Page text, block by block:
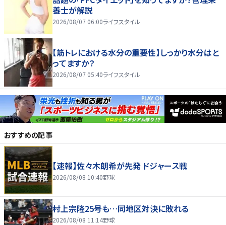
養士が解説
2026/08/07 06:00ライフスタイル
【筋トレにおける水分の重要性】しっかり水分はと
ってますか？
2026/08/07 05:40ライフスタイル
おすすめの記事
【速報】佐々木朗希が先発 ドジャース戦
2026/08/08 10:40野球
村上宗隆25号も…同地区対決に敗れる
2026/08/08 11:14野球